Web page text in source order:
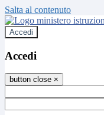
Salta al contenuto
Accedi
Accedi
button close ×